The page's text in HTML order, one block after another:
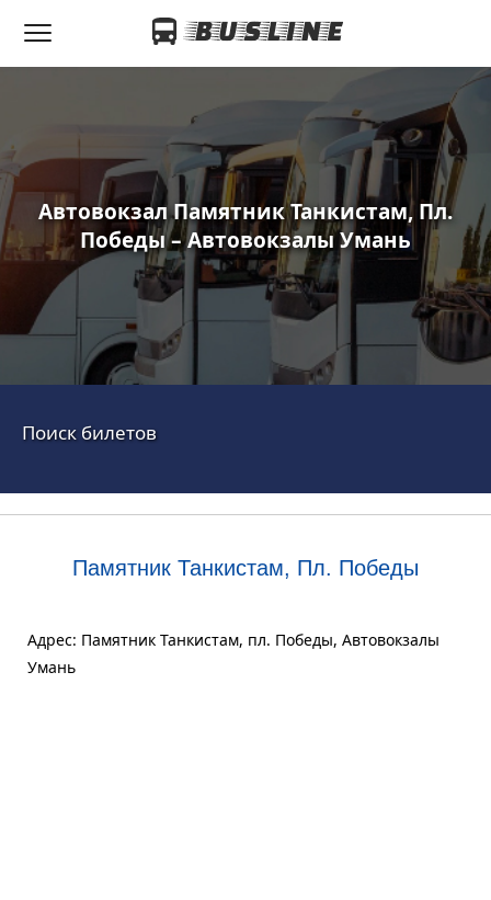
Автовокзал Памятник Танкистам, Пл.
Победы – Автовокзалы Умань
Поиск билетов
Памятник Танкистам, Пл. Победы
Адрес: Памятник Танкистам, пл. Победы, Автовокзалы
Умань